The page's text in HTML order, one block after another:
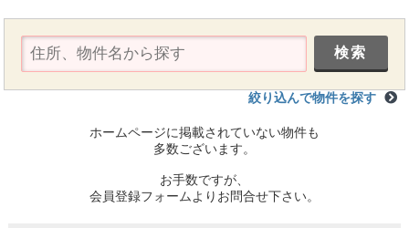
絞り込んで物件を探す
ホームページに掲載されていない物件も
多数ございます。
お手数ですが、
会員登録フォームよりお問合せ下さい。